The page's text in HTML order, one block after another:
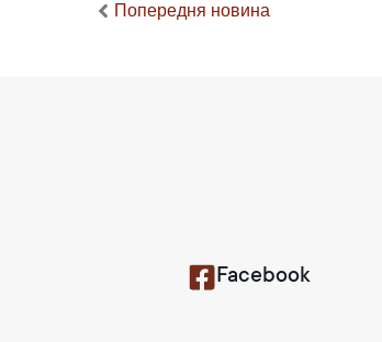
Попередня новина
Facebook